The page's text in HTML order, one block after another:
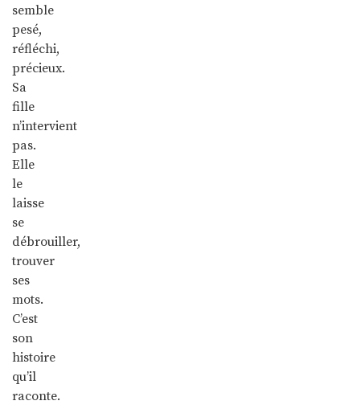
semble
pesé,
réfléchi,
précieux.
Sa
fille
n’intervient
pas.
Elle
le
laisse
se
débrouiller,
trouver
ses
mots.
C’est
son
histoire
qu’il
raconte.